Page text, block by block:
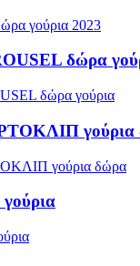
δώρα
γούρια